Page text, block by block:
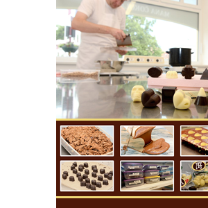
Socha ležícího koně v Sadech
Československé armády v Teplicích
Socha Medvídě v Tierpark Chemnitz
Sochy Ležící žena v Tierpark Chemnitz
Sochy Ptáci v Tierpark Chemnitz
Socha Skupina jeřábů v Tierpark Chemnitz
Socha Panter v ZOO Leipzig
Socha Dívka s mušlí v ZOO Leipzig
Socha Tygr v ZOO Leipzig